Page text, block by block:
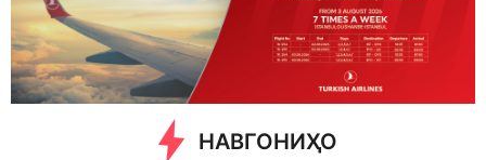
g
o
НАВГОНИҲО